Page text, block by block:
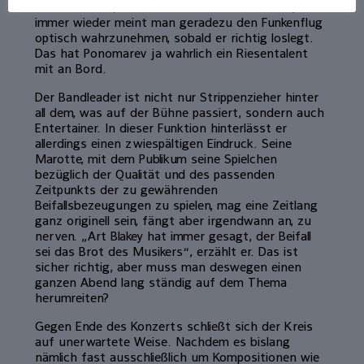
immer wieder meint man geradezu den Funkenflug
optisch wahrzunehmen, sobald er richtig loslegt.
Das hat Ponomarev ja wahrlich ein Riesentalent
mit an Bord.
Der Bandleader ist nicht nur Strippenzieher hinter
all dem, was auf der Bühne passiert, sondern auch
Entertainer. In dieser Funktion hinterlässt er
allerdings einen zwiespältigen Eindruck. Seine
Marotte, mit dem Publikum seine Spielchen
bezüglich der Qualität und des passenden
Zeitpunkts der zu gewährenden
Beifallsbezeugungen zu spielen, mag eine Zeitlang
ganz originell sein, fängt aber irgendwann an, zu
nerven. „Art Blakey hat immer gesagt, der Beifall
sei das Brot des Musikers“, erzählt er. Das ist
sicher richtig, aber muss man deswegen einen
ganzen Abend lang ständig auf dem Thema
herumreiten?
Gegen Ende des Konzerts schließt sich der Kreis
auf unerwartete Weise. Nachdem es bislang
nämlich fast ausschließlich um Kompositionen wie